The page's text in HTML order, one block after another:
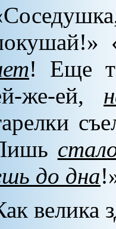
! Еще
же-ей,
до дна
велика